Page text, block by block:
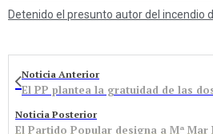
Detenido el presunto autor del incendio
Noticia Anterior
Noticia Posterior